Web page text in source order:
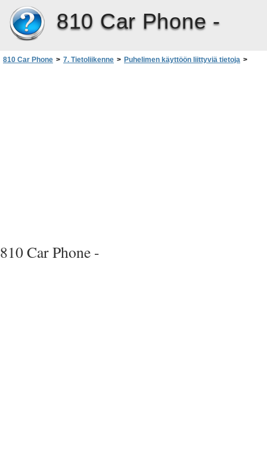
810 Car Phone -
810 Car Phone > 7. Tietoliikenne > Puhelimen käyttöön liittyviä tietoja >
810 Car Phone -